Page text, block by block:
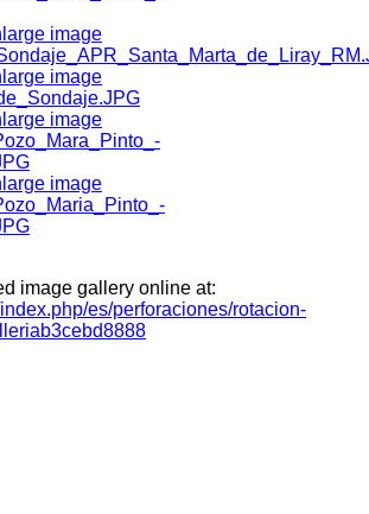
image gallery online at:
es/perforaciones/rotacion-